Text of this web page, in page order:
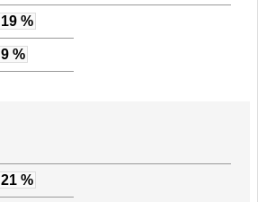
19 %
9 %
21 %